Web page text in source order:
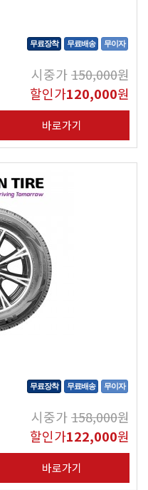
무료장착 무료배송 무이자
시중가150,000원
할인가120,000원
바로가기
무료장착 무료배송 무이자
시중가158,000원
할인가122,000원
바로가기